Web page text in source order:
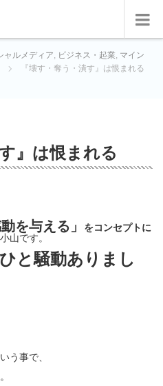
ャルメディア, ビジネス・起業, マイン
『壊す・奪う・潰す』は恨まれる
』は恨まれる
を与える」
をコンセプトに
山です。
と騒動ありまし
う事で、